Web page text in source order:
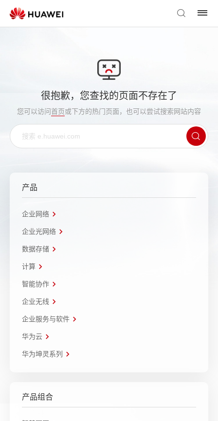
很抱歉，您查找的页面不存在了
您可以访问首页或下方的热门页面，也可以尝试搜索网站内容
产品
企业网络
企业光网络
数据存储
计算
智能协作
企业无线
企业服务与软件
华为云
华为坤灵系列
产品组合